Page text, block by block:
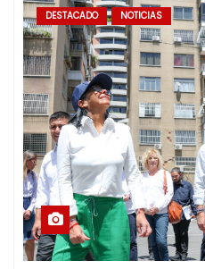
DESTACADO NOTICIAS